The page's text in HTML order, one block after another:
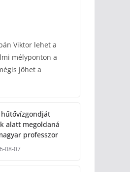
Viktor lehet a
mélyponton a
jöhet a
hűtővízgondját
alatt megoldaná
professzor
08-07